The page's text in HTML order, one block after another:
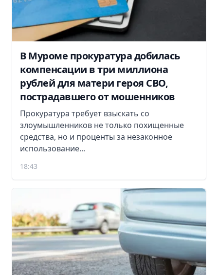
В Муроме прокуратура добилась
компенсации в три миллиона
рублей для матери героя СВО,
пострадавшего от мошенников
Прокуратура требует взыскать со
злоумышленников не только похищенные
средства, но и проценты за незаконное
использование...
18:43